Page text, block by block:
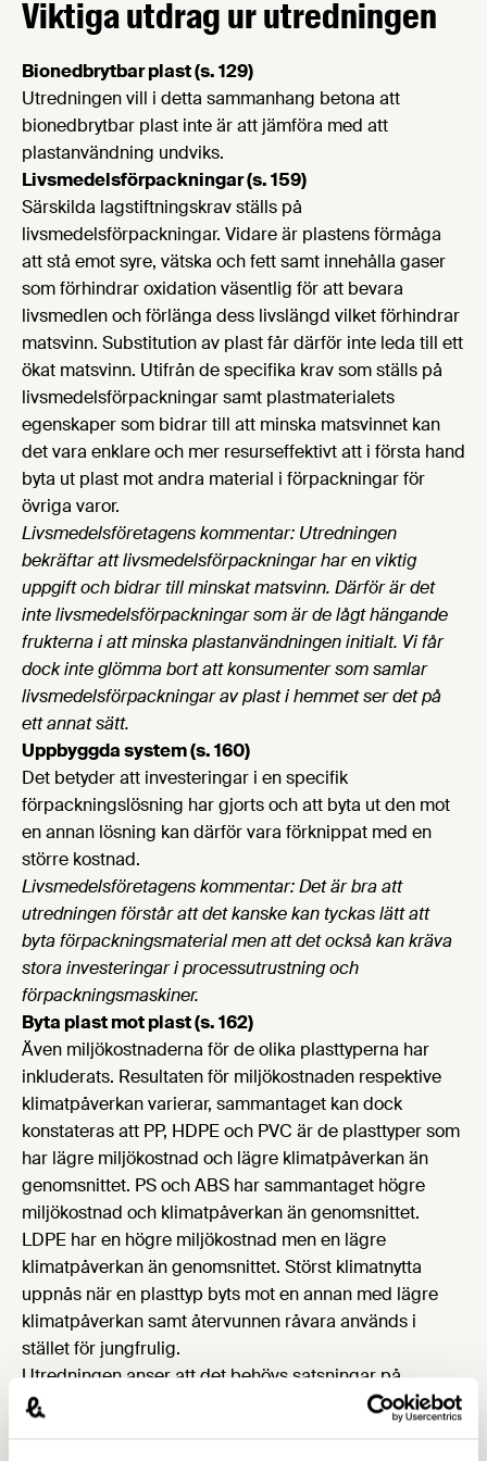
Viktiga utdrag ur utredningen
Bionedbrytbar plast (s. 129)
Utredningen vill i detta sammanhang betona att
bionedbrytbar plast inte är att jämföra med att
plastanvändning undviks.
Livsmedelsförpackningar (s. 159)
Särskilda lagstiftningskrav ställs på
livsmedelsförpackningar. Vidare är plastens förmåga
att stå emot syre, vätska och fett samt innehålla gaser
som förhindrar oxidation väsentlig för att bevara
livsmedlen och förlänga dess livslängd vilket förhindrar
matsvinn. Substitution av plast får därför inte leda till ett
ökat matsvinn. Utifrån de specifika krav som ställs på
livsmedelsförpackningar samt plastmaterialets
egenskaper som bidrar till att minska matsvinnet kan
det vara enklare och mer resurseffektivt att i första hand
byta ut plast mot andra material i förpackningar för
övriga varor.
Livsmedelsföretagens kommentar: Utredningen
bekräftar att livsmedelsförpackningar har en viktig
uppgift och bidrar till minskat matsvinn. Därför är det
inte livsmedelsförpackningar som är de lågt hängande
frukterna i att minska plastanvändningen initialt. Vi får
dock inte glömma bort att konsumenter som samlar
livsmedelsförpackningar av plast i hemmet ser det på
ett annat sätt.
Uppbyggda system (s. 160)
Det betyder att investeringar i en specifik
förpackningslösning har gjorts och att byta ut den mot
en annan lösning kan därför vara förknippat med en
större kostnad.
Livsmedelsföretagens kommentar: Det är bra att
utredningen förstår att det kanske kan tyckas lätt att
byta förpackningsmaterial men att det också kan kräva
stora investeringar i processutrustning och
förpackningsmaskiner.
Byta plast mot plast (s. 162)
Även miljökostnaderna för de olika plasttyperna har
inkluderats. Resultaten för miljökostnaden respektive
klimatpåverkan varierar, sammantaget kan dock
konstateras att PP, HDPE och PVC är de plasttyper som
har lägre miljökostnad och lägre klimatpåverkan än
genomsnittet. PS och ABS har sammantaget högre
miljökostnad och klimatpåverkan än genomsnittet.
LDPE har en högre miljökostnad men en lägre
klimatpåverkan än genomsnittet. Störst klimatnytta
uppnås när en plasttyp byts mot en annan med lägre
klimatpåverkan samt återvunnen råvara används i
stället för jungfrulig.
Utredningen anser att det behövs satsningar på
forskning och kunskapshöjande åtgärder kring